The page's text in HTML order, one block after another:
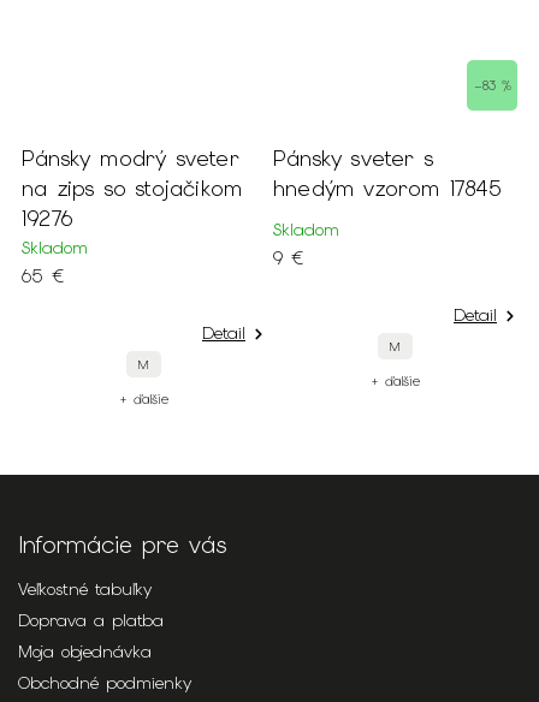
Pánsky modrý sveter
na zips so stojačikom
19276
Skladom
65 €
Detail
M
+ ďalšie
–83 %
Pánsky sveter s
hnedým vzorom 17845
Skladom
9 €
Detail
M
+ ďalšie
Informácie pre vás
Veľkostné tabuľky
Doprava a platba
Moja objednávka
Obchodné podmienky